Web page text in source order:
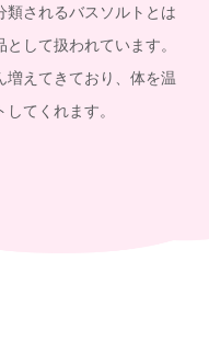
類されるバスソルトとは
して扱われています。
えてきており、体を温
てくれます。